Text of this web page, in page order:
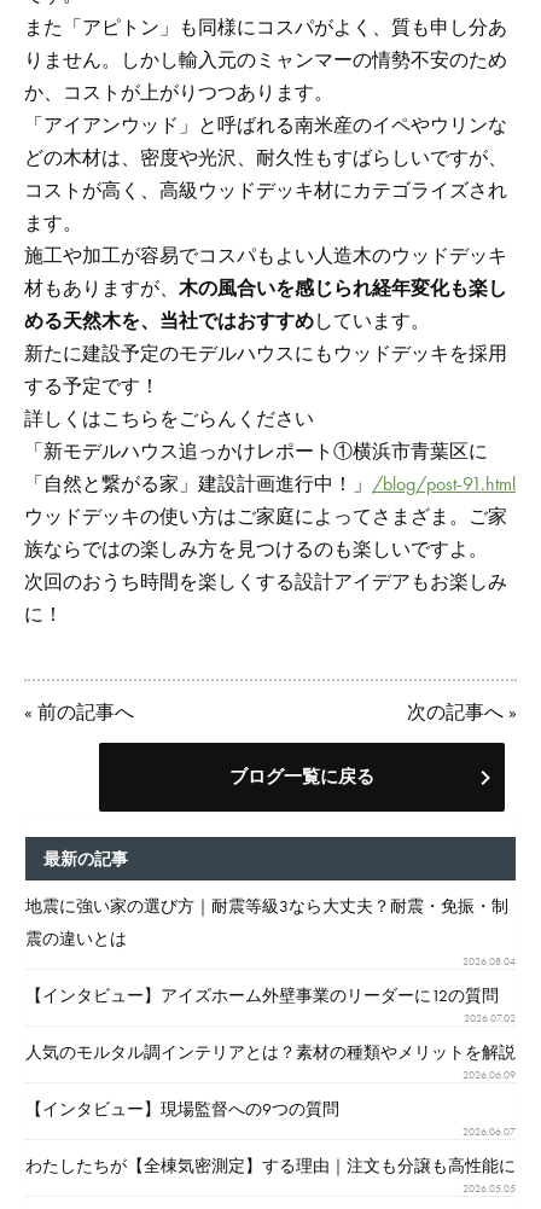
また「アピトン」も同様にコスパがよく、質も申し分あ
りません。しかし輸入元のミャンマーの情勢不安のため
か、コストが上がりつつあります。
「アイアンウッド」と呼ばれる南米産のイペやウリンな
どの木材は、密度や光沢、耐久性もすばらしいですが、
コストが高く、高級ウッドデッキ材にカテゴライズされ
ます。
施工や加工が容易でコスパもよい人造木のウッドデッキ
材もありますが、 木の風合いを感じられ経年変化も楽し
める天然木を、当社ではおすすめしています。
新たに建設予定のモデルハウスにもウッドデッキを採用
する予定です！
詳しくはこちらをごらんください
「新モデルハウス追っかけレポート①横浜市青葉区に
「自然と繋がる家」建設計画進行中！」 /blog/post-91.html
ウッドデッキの使い方はご家庭によってさまざま。ご家
族ならではの楽しみ方を見つけるのも楽しいですよ。
次回のおうち時間を楽しくする設計アイデアもお楽しみ
に！
« 前の記事へ 次の記事へ »
ブログ一覧に戻る
最新の記事
地震に強い家の選び方｜耐震等級3なら大丈夫？耐震・免振・制
震の違いとは
2026.08.04
【インタビュー】アイズホーム外壁事業のリーダーに12の質問
2026.07.02
人気のモルタル調インテリアとは？素材の種類やメリットを解説
2026.06.09
【インタビュー】現場監督への9つの質問
2026.06.07
わたしたちが【全棟気密測定】する理由｜注文も分譲も高性能に
2026.05.05